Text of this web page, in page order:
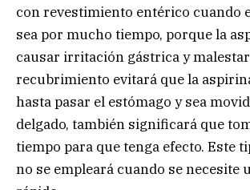
con revestimiento entérico cuando
sea por mucho tiempo, porque la
causar irritación gástrica y
recubrimiento evitará que la
hasta pasar el estómago y sea
delgado, también significará que
tiempo para que tenga efecto. Este
no se empleará cuando se necesite